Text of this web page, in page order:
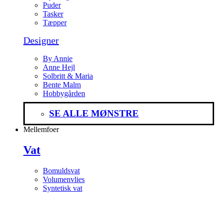
Puder
Tasker
Tæpper
Designer
By Annie
Anne Hejl
Solbritt & Maria
Bente Malm
Hobbygården
SE ALLE MØNSTRE
Mellemfoer
Vat
Bomuldsvat
Volumenvlies
Syntetisk vat